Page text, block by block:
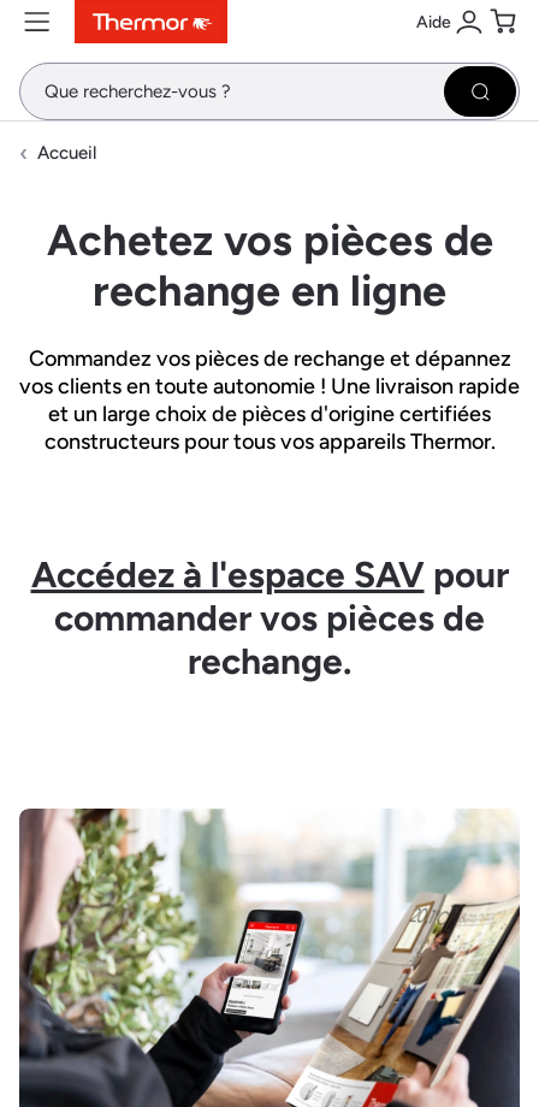
ContenuMenuRecherche Aide
Se
Accueil
Achetez vos pièces de
rechange en ligne
Commandez vos pièces de rechange et dépannez
vos clients en toute autonomie ! Une livraison rapide
et un large choix de pièces d'origine certifiées
constructeurs pour tous vos appareils Thermor.
Accédez à l'espace SAVpour
commander vos pièces de
rechange.
Image et texte